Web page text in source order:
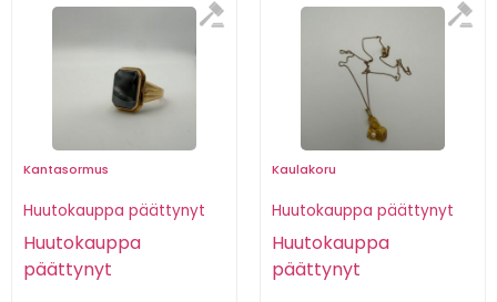
Kantasormus
Huutokauppa päättynyt
Huutokauppa
päättynyt
Kaulakoru
Huutokauppa päättynyt
Huutokauppa
päättynyt